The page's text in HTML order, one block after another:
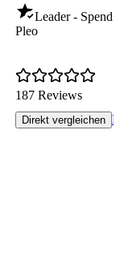
Leader - Spend
Pleo
187 Reviews
Direkt vergleichen